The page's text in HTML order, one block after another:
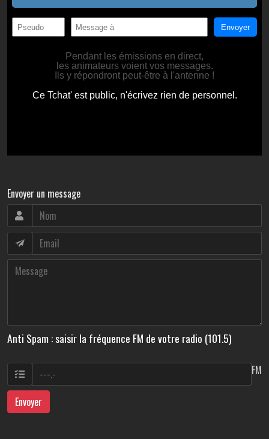
Envoyer un message
Anti Spam : saisir la fréquence FM de votre radio (101.5)
FM
Envoyer